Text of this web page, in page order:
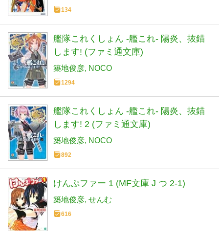
134
艦隊これくしょん -艦これ- 陽炎、抜錨
します! (ファミ通文庫)
築地俊彦 NOCO
1294
艦隊これくしょん -艦これ- 陽炎、抜錨
します! 2 (ファミ通文庫)
築地俊彦 NOCO
892
けんぷファー 1 (MF文庫 J つ 2-1)
築地俊彦 せんむ
616